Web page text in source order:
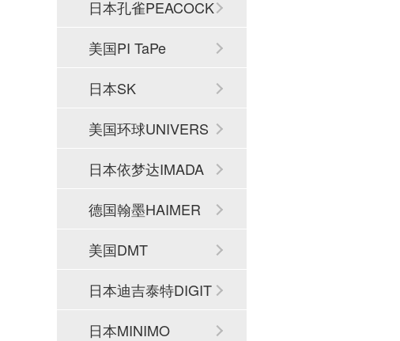
日本孔雀PEACOCK
美国PI TaPe
日本SK
美国环球UNIVERS
AL
日本依梦达IMADA
德国翰墨HAIMER
美国DMT
日本迪吉泰特DIGIT
ECH
日本MINIMO